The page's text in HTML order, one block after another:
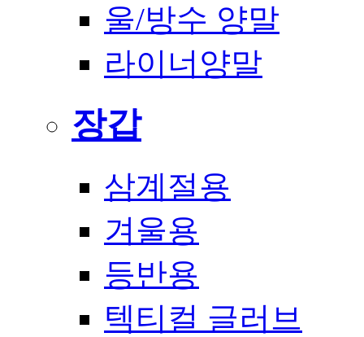
울/방수 양말
라이너양말
장갑
삼계절용
겨울용
등반용
텍티컬 글러브